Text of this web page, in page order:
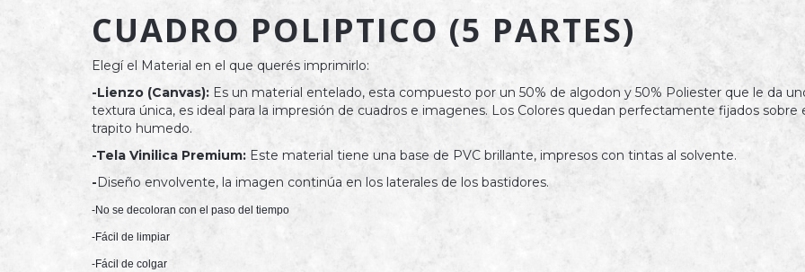
CUADRO POLIPTICO (5 PARTES)
Elegí el Material en el que querés imprimirlo:
-Lienzo (Canvas): Es un material entelado, esta compuesto por un 50% de algodon y 50% Poliester que le da
textura única, es ideal para la impresión de cuadros e imagenes. Los Colores quedan perfectamente fijados
trapito humedo.
-Tela Vinilica Premium: Este material tiene una base de PVC brillante, impresos con tintas al solvente.
- Diseño envolvente, la imagen continúa en los laterales de los bastidores.
-No se decoloran con el paso del tiempo
-Fácil de limpiar
-Fácil de colgar